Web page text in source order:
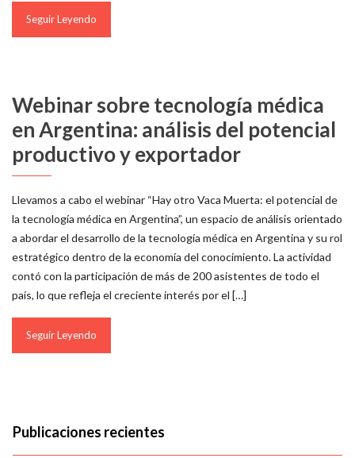
Seguir Leyendo
Webinar sobre tecnología médica
en Argentina: análisis del potencial
productivo y exportador
Llevamos a cabo el webinar “Hay otro Vaca Muerta: el potencial de
la tecnología médica en Argentina”, un espacio de análisis orientado
a abordar el desarrollo de la tecnología médica en Argentina y su rol
estratégico dentro de la economía del conocimiento. La actividad
contó con la participación de más de 200 asistentes de todo el
país, lo que refleja el creciente interés por el […]
Seguir Leyendo
Publicaciones recientes